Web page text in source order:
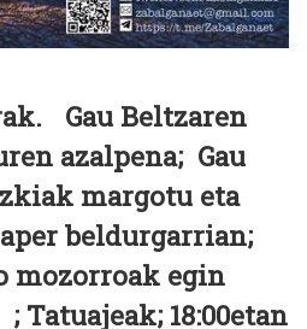
Gau Beltzaren
azalpena; Gau
margotu eta
beldurgarrian;
mozorroak egin
Tatuajeak; 18:00etan